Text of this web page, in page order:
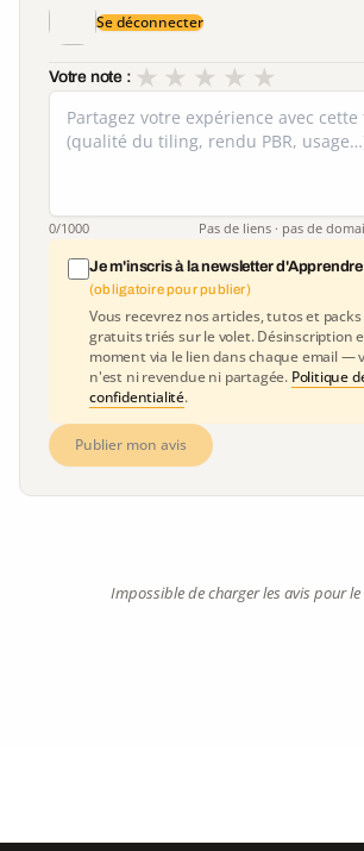
Se déconnecter
Votre note : ★
★
★
★
★
0/1000 Pas de liens · pas de
Je m'inscris à la newsletter d'Apprendre
(obligatoire pour publier)
Vous recevrez nos articles, tutos et
gratuits triés sur le volet. Désinscription
moment via le lien dans chaque email —
n'est ni revendue ni partagée. Politique
confidentialité.
Publier mon avis
Impossible de charger les avis pour le